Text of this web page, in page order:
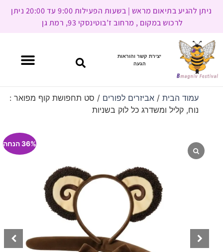
ניתן להגיע בתיאום מראש | בשעות הפעילות 9:00 עד 20:00 ניתן
לרכוש במקום , מרחוב ז’בוטינסקי 93, רמת גן
יצירת קשר והוראות
הגעה
עמוד הבית/ אביזרים לפורים / סט תחפושת קוף מפואר :
נוח, קליל ומשדרג כל לוק בשניות
36% הנחה